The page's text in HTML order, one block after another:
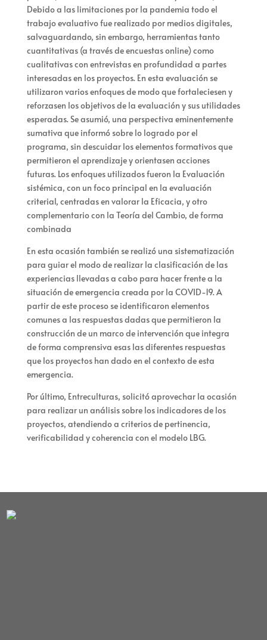
Debido a las limitaciones por la pandemia todo el
trabajo evaluativo fue realizado por medios digitales,
salvaguardando, sin embargo, herramientas tanto
cuantitativas (a través de encuestas online) como
cualitativas con entrevistas en profundidad a partes
interesadas en los proyectos. En esta evaluación se
utilizaron varios enfoques de modo que fortaleciesen y
reforzasen los objetivos de la evaluación y sus utilidades
esperadas. Se asumió, una perspectiva eminentemente
sumativa que informó sobre lo logrado por el
programa, sin descuidar los elementos formativos que
permitieron el aprendizaje y orientasen acciones
futuras. Los enfoques utilizados fueron la Evaluación
sistémica, con un foco principal en la evaluación
criterial, centradas en valorar la Eficacia, y otro
complementario con la Teoría del Cambio, de forma
combinada
En esta ocasión también se realizó una sistematización
para guiar el modo de realizar la clasificación de las
experiencias llevadas a cabo para hacer frente a la
situación de emergencia creada por la COVID-19. A
partir de este proceso se identificaron elementos
comunes a las respuestas dadas que permitieron la
construcción de un marco de intervención que integra
de forma comprensiva esas las diferentes respuestas
que los proyectos han dado en el contexto de esta
emergencia.
Por último, Entreculturas, solicitó aprovechar la ocasión
para realizar un análisis sobre los indicadores de los
proyectos, atendiendo a criterios de pertinencia,
verificabilidad y coherencia con el modelo LBG.